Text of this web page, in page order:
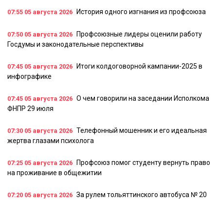
07:55 05 августа 2026 История одного изгнания из профсоюза
07:50 05 августа 2026
Профсоюзные лидеры оценили работу
Госдумы и законодательные перспективы
07:45 05 августа 2026
Итоги колдоговорной кампании-2025 в
инфографике
07:45 05 августа 2026 О чем говорили на заседании Исполкома
ФНПР 29 июля
07:30 05 августа 2026 Телефонный мошенник и его идеальная
жертва глазами психолога
07:25 05 августа 2026
Профсоюз помог студенту вернуть право
на проживание в общежитии
07:20 05 августа 2026 За рулем тольяттинского автобуса № 20